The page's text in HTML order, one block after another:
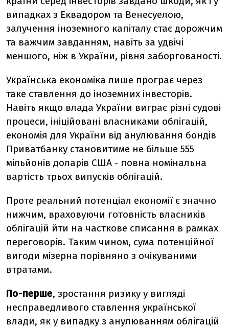
випадках з Еквадором та Венесуелою,
залучення іноземного капіталу стає дорожчим
та важчим завданням, навіть за удвічі
меншого, ніж в України, рівня заборгованості.
Українська економіка лише програє через
таке ставлення до іноземних інвесторів.
Навіть якщо влада України виграє різні судові
процеси, ініційовані власниками облігацій,
економія для України від анулювання бондів
Приватбанку становитиме не більше 555
мільйонів доларів США - повна номінальна
вартість трьох випусків облігацій.
Проте реальний потенціал економії є значно
нижчим, враховуючи готовність власників
облігацій йти на часткове списання в рамках
переговорів. Таким чином, сума потенційної
вигоди мізерна порівняно з очікуваними
втратами.
По-перше, зростання ризику у вигляді
несправедливого ставлення української
влади, як у випадку з анулюванням облігацій